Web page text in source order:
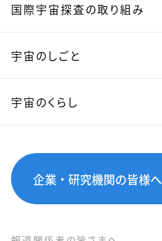
国際宇宙探査の取り組み
宇宙のしごと
宇宙のくらし
企業・研究機関の皆様へ